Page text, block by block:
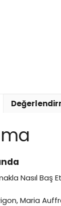
Nasıl Baş
Maria